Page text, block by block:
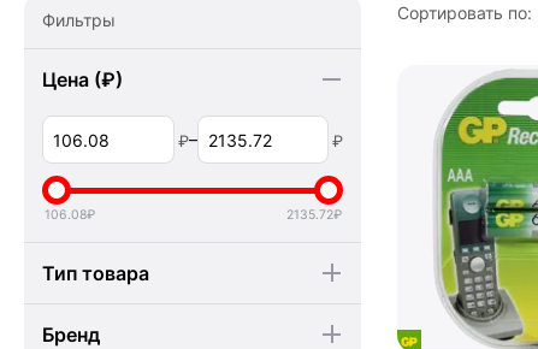
Сортировать по:
Фильтры
Цена (₽)
₽– ₽
106.08₽ 2135.72₽
Тип товара
Бренд